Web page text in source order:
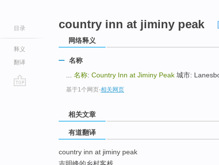
目录
释义
翻译
country inn at jiminy peak
网络释义
名称
名称: Country Inn at Jiminy Peak 城市:
基于1个网页-相关网页
相关文章
有道翻译
country inn at jiminy peak